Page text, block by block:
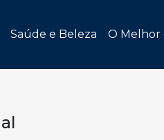
Saúde e Beleza O Melhor